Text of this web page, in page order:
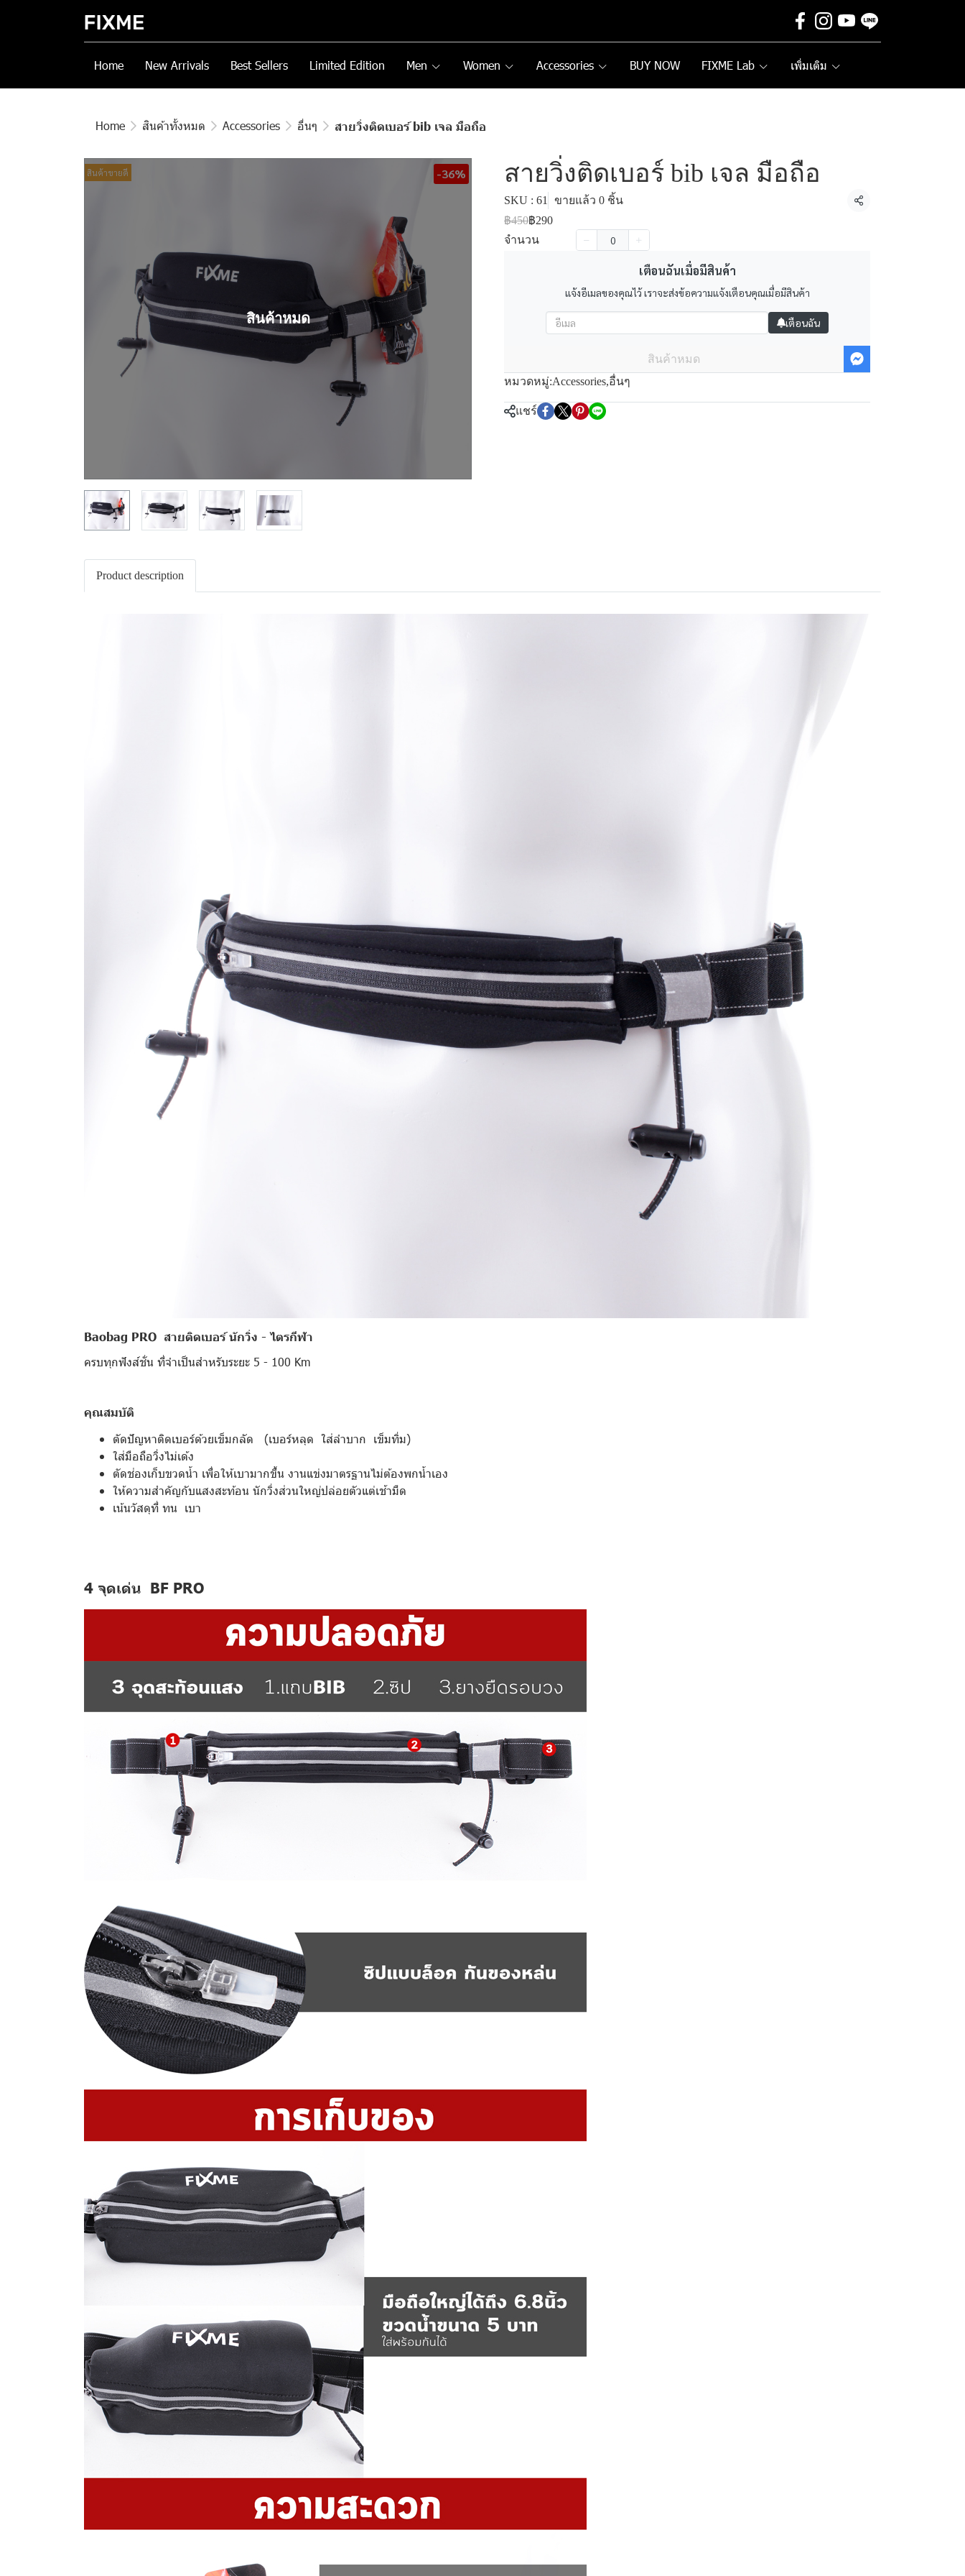
Home New Arrivals Best Sellers Limited Edition Men Women Accessories BUY NOW FIXME Lab เพิ่มเติม
Home สินค้าทั้งหมด Accessories อื่นๆ สายวิ่งติดเบอร์ bib เจล มือถือ
สินค้าขายดี -36%
สินค้าหมด
สายวิ่งติดเบอร์ bib เจล มือถือ
SKU : 61 ขายแล้ว 0 ชิ้น
แชร์
฿450฿290
จำนวน
เตือนฉันเมื่อมีสินค้า
แจ้งอีเมลของคุณไว้ เราจะส่งข้อความแจ้งเตือนคุณเมื่อมีสินค้า
เตือนฉัน
สินค้าหมด
หมวดหมู่:Accessories,อื่นๆ
แชร์
Product description
Baobag PRO สายติดเบอร์ นักวิ่ง - ไตรกีฬา
ครบทุกฟังส์ชั่น ที่จำเป็นสำหรับระยะ 5 - 100 Km
คุณสมบัติ
ตัดปัญหาติดเบอร์ด้วยเข็มกลัด (เบอร์หลุด ใส่ลำบาก เข็มทิ่ม)
ใส่มือถือวิ่งไม่เด้ง
ตัดช่องเก็บขวดน้ำ เพื่อให้เบามากขึ้น งานแข่งมาตรฐานไม่ต้องพกน้ำเอง
ให้ความสำคัญกับแสงสะท้อน นักวิ่งส่วนใหญ่ปล่อยตัวแต่เช้ามืด
เน้นวัสดุที่ ทน เบา
4 จุดเด่น BF PRO